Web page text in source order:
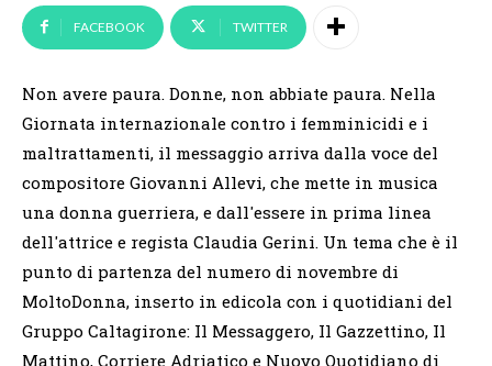
FACEBOOK TWITTER
Non avere paura. Donne, non abbiate paura. Nella
Giornata internazionale contro i femminicidi e i
maltrattamenti, il messaggio arriva dalla voce del
compositore Giovanni Allevi, che mette in musica
una donna guerriera, e dall'essere in prima linea
dell'attrice e regista Claudia Gerini. Un tema che è il
punto di partenza del numero di novembre di
MoltoDonna, inserto in edicola con i quotidiani del
Gruppo Caltagirone: Il Messaggero, Il Gazzettino, Il
Mattino, Corriere Adriatico e Nuovo Quotidiano di